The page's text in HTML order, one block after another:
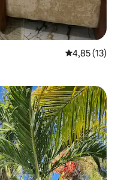
Évaluation
4,85 (13)